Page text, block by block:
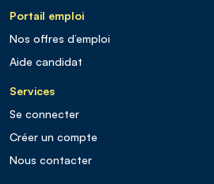
Portail emploi
Nos offres d’emploi
Aide candidat
Services
Se connecter
Créer un compte
Nous contacter